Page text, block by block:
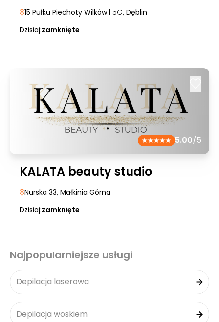
15 Pułku Piechoty Wilków | 5G, Dęblin
Dzisiaj:zamknięte
5.00/5
KALATA beauty studio
Nurska 33, Małkinia Górna
Dzisiaj:zamknięte
Najpopularniejsze usługi
Depilacja laserowa
Depilacja woskiem